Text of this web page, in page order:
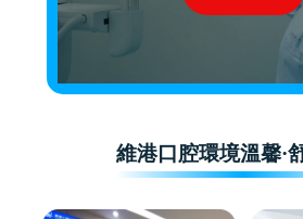
維港口腔環境溫馨·